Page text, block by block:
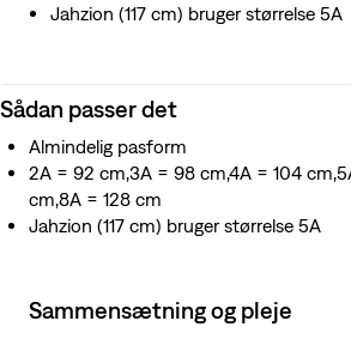
Jahzion (117 cm) bruger størrelse 5A
Sådan passer det
Almindelig pasform
2A = 92 cm,3A = 98 cm,4A = 104
cm,8A = 128 cm
Jahzion (117 cm) bruger størrelse 5A
Sammensætning og pleje